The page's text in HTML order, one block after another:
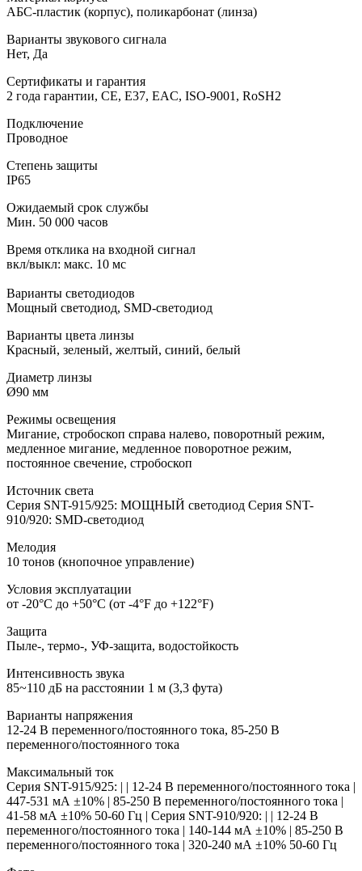
АБС-пластик (корпус), поликарбонат (линза)
Варианты звукового сигнала
Нет, Да
Сертификаты и гарантия
2 года гарантии, CE, E37, EAC, ISO-9001, RoSH2
Подключение
Проводное
Степень защиты
IP65
Ожидаемый срок службы
Мин. 50 000 часов
Время отклика на входной сигнал
вкл/выкл: макс. 10 мс
Варианты светодиодов
Мощный светодиод, SMD-светодиод
Варианты цвета линзы
Красный, зеленый, желтый, синий, белый
Диаметр линзы
Ø90 мм
Режимы освещения
Мигание, стробоскоп справа налево, поворотный режим,
медленное мигание, медленное поворотное режим,
постоянное свечение, стробоскоп
Источник света
Серия SNT-915/925: МОЩНЫЙ светодиод Серия SNT-
910/920: SMD-светодиод
Мелодия
10 тонов (кнопочное управление)
Условия эксплуатации
от -20°C до +50°C (от -4°F до +122°F)
Защита
Пыле-, термо-, УФ-защита, водостойкость
Интенсивность звука
85~110 дБ на расстоянии 1 м (3,3 фута)
Варианты напряжения
12-24 В переменного/постоянного тока, 85-250 В
переменного/постоянного тока
Максимальный ток
Серия SNT-915/925: | | 12-24 В переменного/постоянного тока |
447-531 мА ±10% | 85-250 В переменного/постоянного тока |
41-58 мА ±10% 50-60 Гц | Серия SNT-910/920: | | 12-24 В
переменного/постоянного тока | 140-144 мА ±10% | 85-250 В
переменного/постоянного тока | 320-240 мА ±10% 50-60 Гц